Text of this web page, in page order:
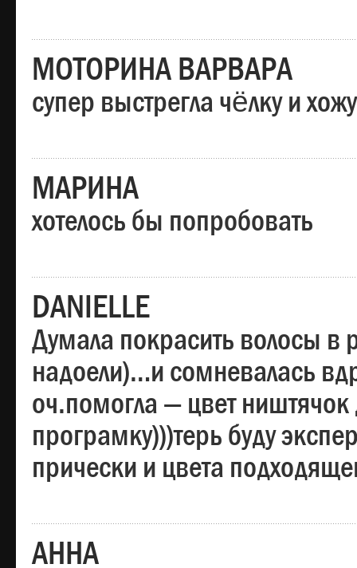
МОТОРИНА ВАРВАРА
супер выстрегла чёлку и
МАРИНА
хотелось бы попробовать
DANIELLE
Думала покрасить волосы
надоели)…и сомневалась
оч.помогла — цвет
програмку)))терь буду
прически и цвета
АННА